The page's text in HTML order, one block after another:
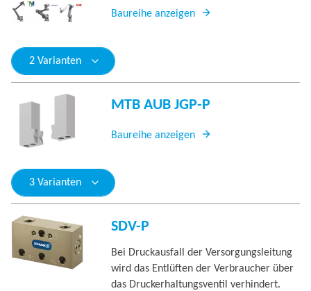
Baureihe anzeigen
2 Varianten
MTB AUB JGP-P
Baureihe anzeigen
3 Varianten
SDV-P
Bei Druckausfall der Versorgungsleitung
wird das Entlüften der Verbraucher über
das Druckerhaltungsventil verhindert.